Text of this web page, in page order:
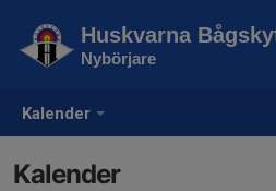
Kalender
Huskvarna
Nybörjare
Kalender